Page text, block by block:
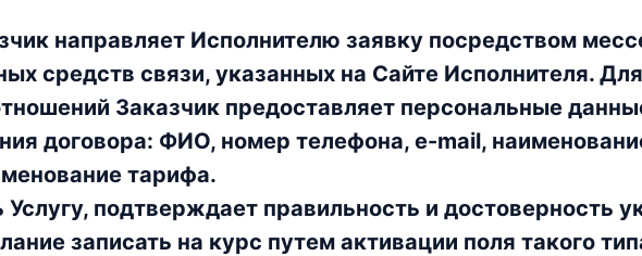
направляет Исполнителю заявку посредством
средств связи, указанных на Сайте Исполнителя. Для
Заказчик предоставляет персональные
договора: ФИО, номер телефона, e-mail,
тарифа.
подтверждает правильность и достоверность
записать на курс путем активации поля такого